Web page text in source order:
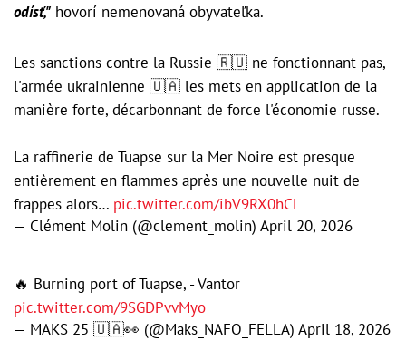
odísť," hovorí nemenovaná obyvateľka.
Les sanctions contre la Russie 🇷🇺 ne fonctionnant pas,
l'armée ukrainienne 🇺🇦 les mets en application de la
manière forte, décarbonnant de force l'économie russe.
La raffinerie de Tuapse sur la Mer Noire est presque
entièrement en flammes après une nouvelle nuit de
frappes alors… pic.twitter.com/ibV9RX0hCL
— Clément Molin (@clement_molin) April 20, 2026
🔥 Burning port of Tuapse, - Vantor
pic.twitter.com/9SGDPvvMyo
— MAKS 25 🇺🇦👀 (@Maks_NAFO_FELLA) April 18, 2026